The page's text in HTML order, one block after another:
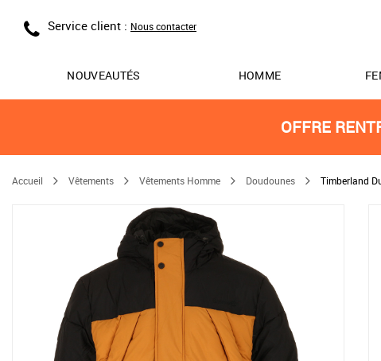
Service client : Nous contacter
NOUVEAUTÉS HOMME
OFFRE
Accueil Vêtements Vêtements Homme Doudounes Timberland